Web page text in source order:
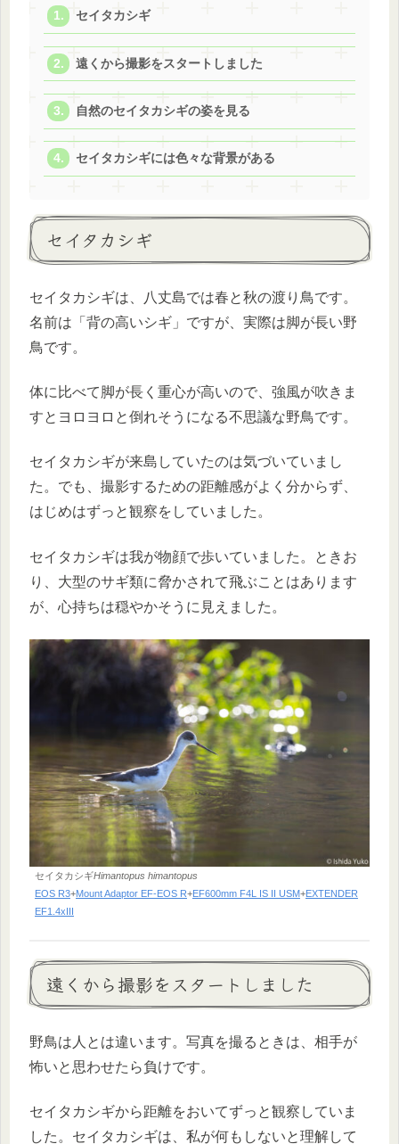
セイタカシギ
遠くから撮影をスタートしました
自然のセイタカシギの姿を見る
セイタカシギには色々な背景がある
セイタカシギ
セイタカシギは、八丈島では春と秋の渡り鳥です。
名前は「背の高いシギ」ですが、実際は脚が長い野
鳥です。
体に比べて脚が長く重心が高いので、強風が吹きま
すとヨロヨロと倒れそうになる不思議な野鳥です。
セイタカシギが来島していたのは気づいていまし
た。でも、撮影するための距離感がよく分からず、
はじめはずっと観察をしていました。
セイタカシギは我が物顔で歩いていました。ときお
り、大型のサギ類に脅かされて飛ぶことはあります
が、心持ちは穏やかそうに見えました。
セイタカシギHimantopus himantopus
EOS R3+Mount Adaptor EF-EOS R+EF600mm F4L IS II USM+EXTENDER
EF1.4xIII
遠くから撮影をスタートしました
野鳥は人とは違います。写真を撮るときは、相手が
怖いと思わせたら負けです。
セイタカシギから距離をおいてずっと観察していま
した。セイタカシギは、私が何もしないと理解して